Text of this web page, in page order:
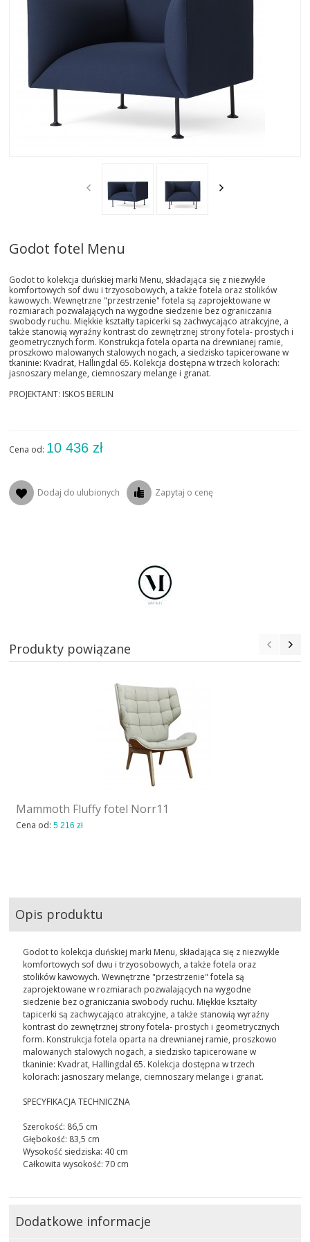
AKTUALNOSCI
STREFA-PROJEKTANTA
REALIZACJE
INSPIRACJE
Godot fotel Menu
Godot to kolekcja duńskiej marki Menu, składająca się z niezwykle
komfortowych sof dwu i trzyosobowych, a także fotela oraz stolików
kawowych. Wewnętrzne "przestrzenie" fotela są zaprojektowane w
rozmiarach pozwalających na wygodne siedzenie bez ograniczania
swobody ruchu. Miękkie kształty tapicerki są zachwycająco atrakcyjne, a
także stanowią wyraźny kontrast do zewnętrznej strony fotela- prostych i
geometrycznych form. Konstrukcja fotela oparta na drewnianej ramie,
proszkowo malowanych stalowych nogach, a siedzisko tapicerowane w
tkaninie: Kvadrat, Hallingdal 65. Kolekcja dostępna w trzech kolorach:
jasnoszary melange, ciemnoszary melange i granat.
PROJEKTANT: ISKOS BERLIN
Cena od: 10 436 zł
Dodaj do ulubionych Zapytaj o cenę
Produkty powiązane
Mammoth Fluffy fotel Norr11
Cena od:5 216 zł
Opis produktu
Godot to kolekcja duńskiej marki Menu, składająca się z niezwykle
komfortowych sof dwu i trzyosobowych, a także fotela oraz
stolików kawowych. Wewnętrzne "przestrzenie" fotela są
zaprojektowane w rozmiarach pozwalających na wygodne
siedzenie bez ograniczania swobody ruchu. Miękkie kształty
tapicerki są zachwycająco atrakcyjne, a także stanowią wyraźny
kontrast do zewnętrznej strony fotela- prostych i geometrycznych
form. Konstrukcja fotela oparta na drewnianej ramie, proszkowo
malowanych stalowych nogach, a siedzisko tapicerowane w
tkaninie: Kvadrat, Hallingdal 65. Kolekcja dostępna w trzech
kolorach: jasnoszary melange, ciemnoszary melange i granat.
SPECYFIKACJA TECHNICZNA
Szerokość: 86,5 cm
Głębokość: 83,5 cm
Wysokość siedziska: 40 cm
Całkowita wysokość: 70 cm
Dodatkowe informacje